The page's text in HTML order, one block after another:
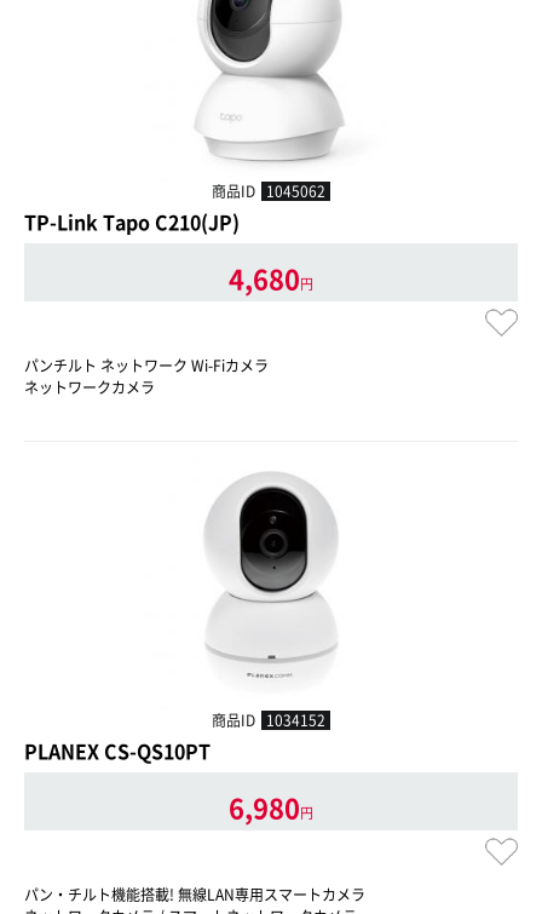
商品ID 1045062
TP-Link Tapo C210(JP)
4,680円
パンチルト ネットワーク Wi-Fiカメラ
ネットワークカメラ
商品ID 1034152
PLANEX CS-QS10PT
6,980円
パン・チルト機能搭載! 無線LAN専用スマートカメラ